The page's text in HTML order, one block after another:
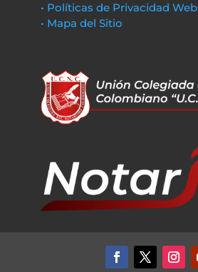
• Políticas de Privacidad Web
• Mapa del Sitio